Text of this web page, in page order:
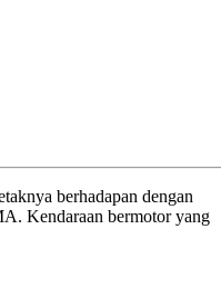
berhadapan dengan
Kendaraan bermotor yang